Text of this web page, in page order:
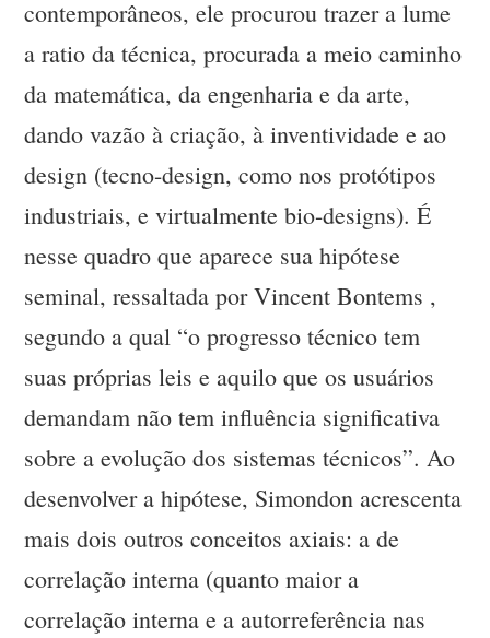
contemporâneos, ele procurou trazer a lume
a ratio da técnica, procurada a meio caminho
da matemática, da engenharia e da arte,
dando vazão à criação, à inventividade e ao
design (tecno-design, como nos protótipos
industriais, e virtualmente bio-designs). É
nesse quadro que aparece sua hipótese
seminal, ressaltada por Vincent Bontems ,
segundo a qual “o progresso técnico tem
suas próprias leis e aquilo que os usuários
demandam não tem influência significativa
sobre a evolução dos sistemas técnicos”. Ao
desenvolver a hipótese, Simondon acrescenta
mais dois outros conceitos axiais: a de
correlação interna (quanto maior a
correlação interna e a autorreferência nas